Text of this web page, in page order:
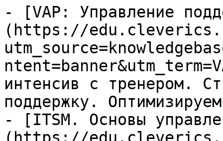
- [VAP: Управление
(https://
интенсив с тренером.
поддержку.
- [ITSM. Основы